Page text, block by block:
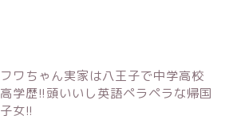
フワちゃん実家は八王子で中学高校
高学歴!!頭いいし英語ペラペラな帰国
子女!!